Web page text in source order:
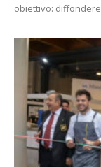
obiettivo: diffondere